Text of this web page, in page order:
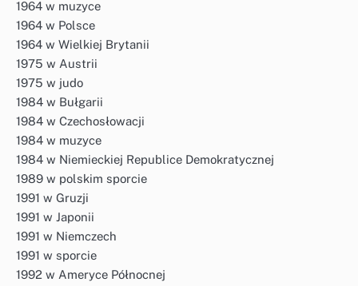
1964 w muzyce
1964 w Polsce
1964 w Wielkiej Brytanii
1975 w Austrii
1975 w judo
1984 w Bułgarii
1984 w Czechosłowacji
1984 w muzyce
1984 w Niemieckiej Republice Demokratycznej
1989 w polskim sporcie
1991 w Gruzji
1991 w Japonii
1991 w Niemczech
1991 w sporcie
1992 w Ameryce Północnej